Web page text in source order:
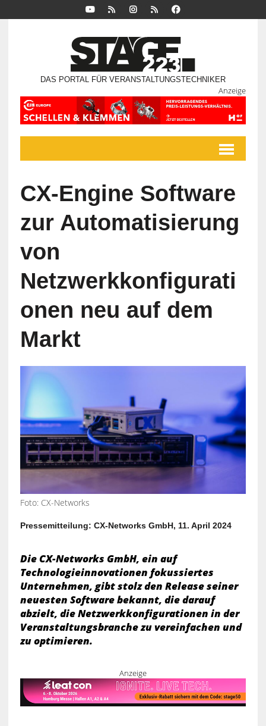
DAS PORTAL FÜR VERANSTALTUNGSTECHNIKER
Anzeige
CX-Engine Software
zur Automatisierung
von
Netzwerkkonfigurati
onen neu auf dem
Markt
Foto: CX-Networks
Pressemitteilung: CX-Networks GmbH, 11. April 2024
Die CX-Networks GmbH, ein auf
Technologieinnovationen fokussiertes
Unternehmen, gibt stolz den Release seiner
neuesten Software bekannt, die darauf
abzielt, die Netzwerkkonfigurationen in der
Veranstaltungsbranche zu vereinfachen und
zu optimieren.
Anzeige